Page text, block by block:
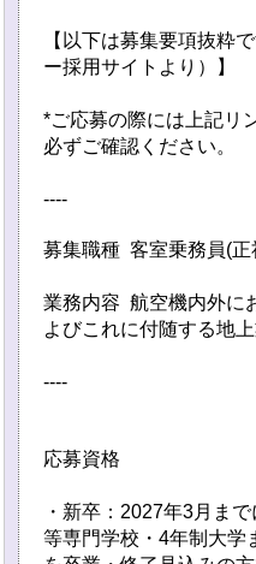
【以下は募集要項抜粋
ー採用サイトより）】
*ご応募の際には上記リ
必ずご確認ください。
----
募集職種 客室乗務員(正
業務内容 航空機内外に
よびこれに付随する地
----
応募資格
・新卒：2027年3月ま
等専門学校・4年制大学